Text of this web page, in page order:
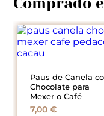
Paus de Canela
Chocolate para
Mexer o Café
7,00€